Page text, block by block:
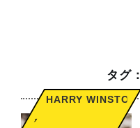
タグ：
HARRY WINSTON
,